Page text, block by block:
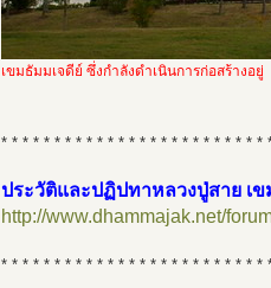
เขมธัมมเจดีย์ ซึ่งกำลังดำเนินการก่อสร้างอยู่
* * * * * * * * * * * * * * * * * * * * * * * * *
ประวัติและปฏิปทาหลวงปู่สาย เ
http://www.dhammajak.net/
* * * * * * * * * * * * * * * * * * * * * * * * *